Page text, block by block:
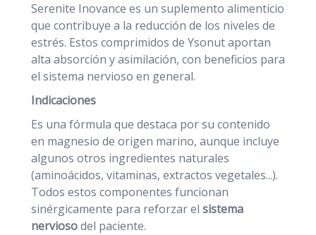
Serenite Inovance es un suplemento alimenticio
que contribuye a la reducción de los niveles de
estrés. Estos comprimidos de Ysonut aportan
alta absorción y asimilación, con beneficios para
el sistema nervioso en general.
Indicaciones
Es una fórmula que destaca por su contenido
en magnesio de origen marino, aunque incluye
algunos otros ingredientes naturales
(aminoácidos, vitaminas, extractos vegetales...).
Todos estos componentes funcionan
sinérgicamente para reforzar el sistema
nerviosodel paciente.